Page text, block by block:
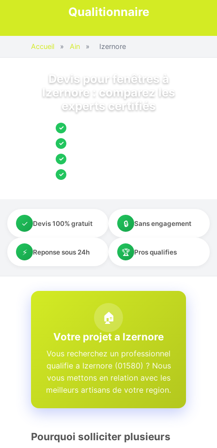
Qualitionnaire
Accueil » Ain » Izernore
Devis pour fenêtres à
Izernore : comparez les
experts certifiés
✓
✓
✓
✓
✓ Devis 100% gratuit 🔒 Sans engagement
⚡ Reponse sous 24h 🏆 Pros qualifies
🏠
Votre projet a Izernore
Vous recherchez un professionnel
qualifie a Izernore (01580) ? Nous
vous mettons en relation avec les
meilleurs artisans de votre region.
Pourquoi solliciter plusieurs